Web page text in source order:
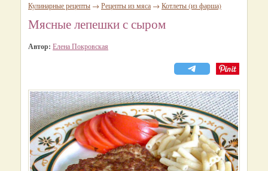
Кулинарные рецепты → Рецепты из мяса → Котлеты (из фарша)
Мясные лепешки с сыром
Автор: Елена Покровская